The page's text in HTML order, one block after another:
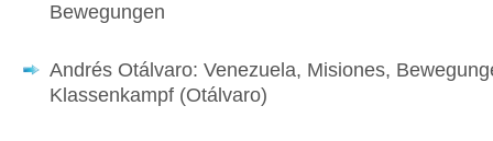
Bewegungen
Andrés Otálvaro: Venezuela, Misiones,
Klassenkampf (Otálvaro)